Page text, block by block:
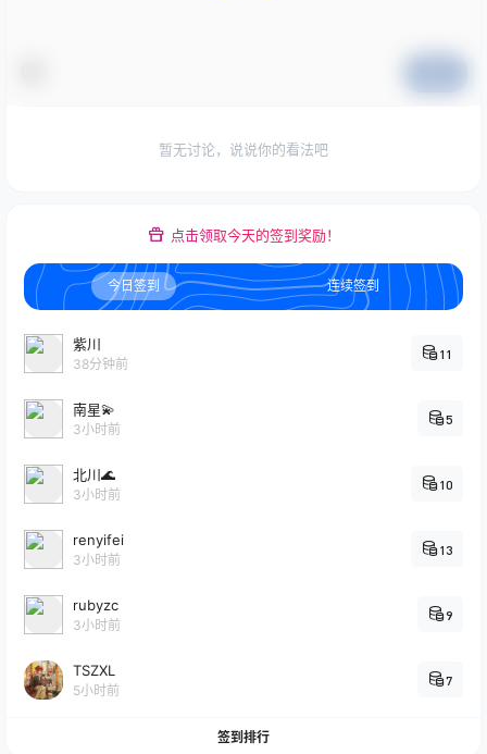
暂无讨论，说说你的看法吧
点击领取今天的签到奖励！
今日签到 连续签到
紫川
38分钟前
11
南星💫
3小时前
5
北川🌊
3小时前
10
renyifei
3小时前
13
rubyzc
3小时前
9
TSZXL
5小时前
7
签到排行